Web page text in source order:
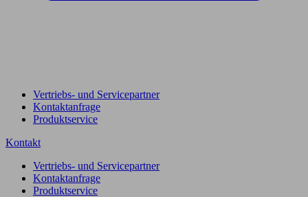
Vertriebs- und Servicepartner
Kontaktanfrage
Produktservice
Kontakt
Vertriebs- und Servicepartner
Kontaktanfrage
Produktservice